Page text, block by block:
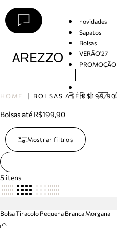
novidades
Sapatos
Bolsas
VERÃO'27
PROMOÇÃO
HOME BOLSAS ATÉ R$199,90
Bolsas até R$199,90
Mostrar filtros
5 itens
Bolsa Tiracolo Pequena Branca Morgana